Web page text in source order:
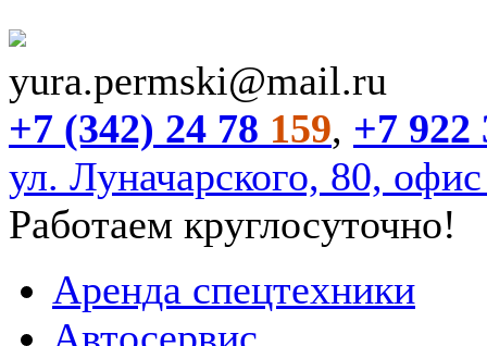
yura.permski@mail.ru
+7 (342) 24 78 159, +7 922
ул. Луначарского, 80,
Работаем круглосуточно!
Аренда спецтехники